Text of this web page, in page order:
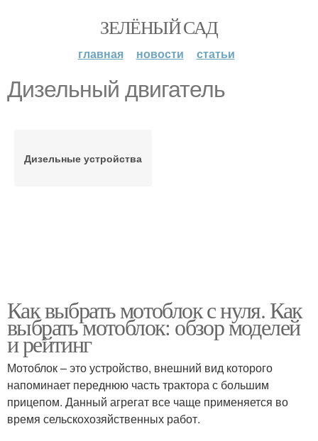
ЗЕЛЁНЫЙ САД
главная новости статьи
Дизельный двигатель
Дизельные устройства
Как выбрать мотоблок с нуля. Как
выбрать мотоблок: обзор моделей
и рейтинг
Мотоблок – это устройство, внешний вид которого
напоминает переднюю часть трактора с большим
прицепом. Данный агрегат все чаще применяется во
время сельскохозяйственных работ.